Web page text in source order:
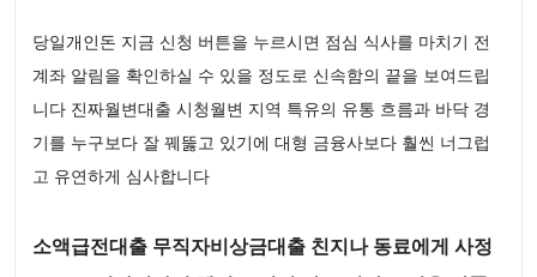
당일개인돈 지금 신청 버튼을 누르시면 점심 식사를 마치기 전
계좌 알림을 확인하실 수 있을 정도로 신속함의 끝을 보여드립
니다 진짜월변대출 시청월변 지역 특유의 유통 흐름과 바닥 경
기를 누구보다 잘 꿰뚫고 있기에 대형 금융사보다 훨씬 너그럽
고 유연하게 심사합니다
소액급전대출 무직자비상금대출 친지나 동료에게 사정